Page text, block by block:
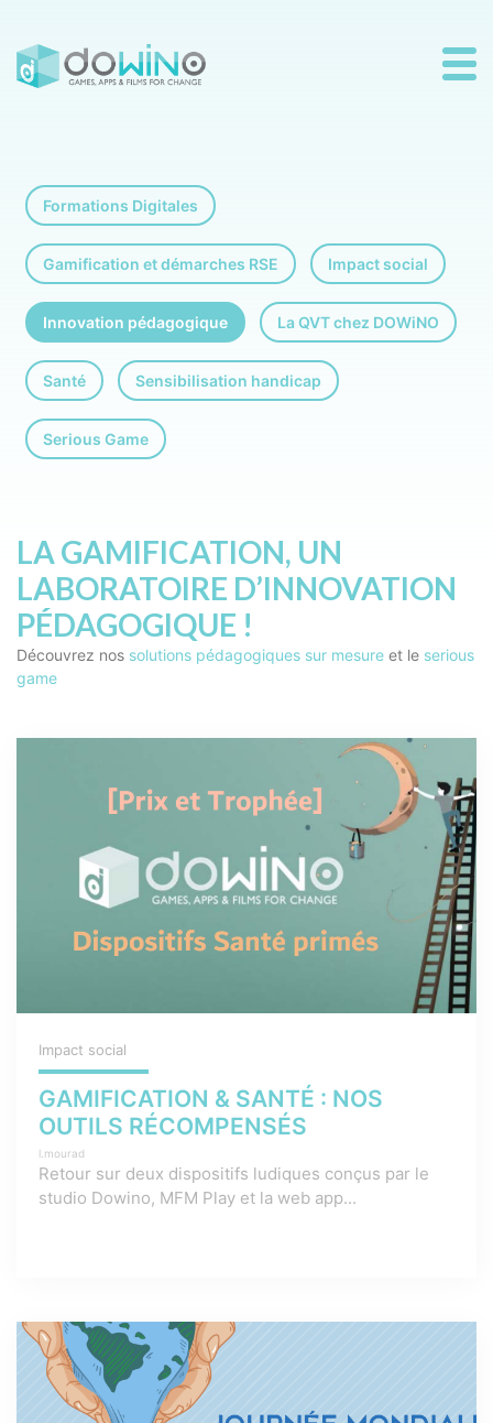
Formations Digitales
Gamification et démarches RSE Impact social
Innovation pédagogique La QVT chez DOWiNO
Santé Sensibilisation handicap
Serious Game
LA GAMIFICATION, UN
LABORATOIRE D’INNOVATION
PÉDAGOGIQUE !
Découvrez nos solutions pédagogiques sur mesure et le serious
game
Impact social
GAMIFICATION & SANTÉ : NOS
OUTILS RÉCOMPENSÉS
l.mourad
Retour sur deux dispositifs ludiques conçus par le
studio Dowino, MFM Play et la web app...